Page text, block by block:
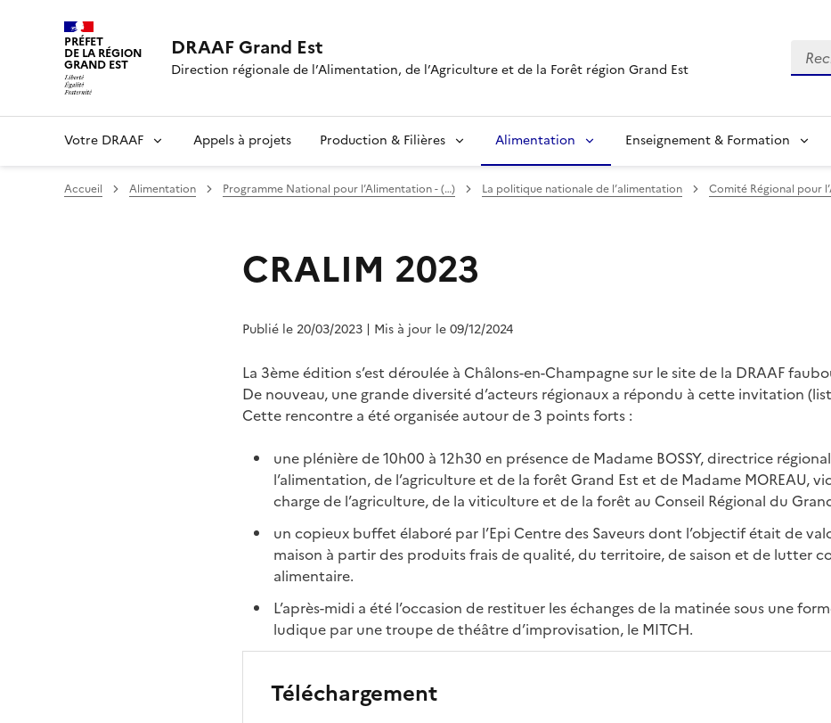
PRÉFET
DE LA RÉGION
GRAND EST
DRAAF Grand Est
Direction régionale de l’Alimentation, de l’Agriculture et de la Forêt région Grand Est
Votre DRAAF Appels à projets Production & Filières Alimentation Enseignement & Formation
Accueil Alimentation Programme National pour l’Alimentation - (…) La politique nationale de l’alimentation Comité Régional pour
CRALIM 2023
Publié le 20/03/2023 | Mis à jour le 09/12/2024
La 3ème édition s’est déroulée à Châlons-en-Champagne sur le site de la DRAAF
De nouveau, une grande diversité d’acteurs régionaux a répondu à cette invitation
Cette rencontre a été organisée autour de 3 points forts :
une plénière de 10h00 à 12h30 en présence de Madame BOSSY, directrice
l’alimentation, de l’agriculture et de la forêt Grand Est et de Madame MOREAU,
charge de l’agriculture, de la viticulture et de la forêt au Conseil Régional du
un copieux buffet élaboré par l’Epi Centre des Saveurs dont l’objectif était de
maison à partir des produits frais de qualité, du territoire, de saison et de lutter
alimentaire.
L’après-midi a été l’occasion de restituer les échanges de la matinée sous une
ludique par une troupe de théâtre d’improvisation, le MITCH.
Téléchargement